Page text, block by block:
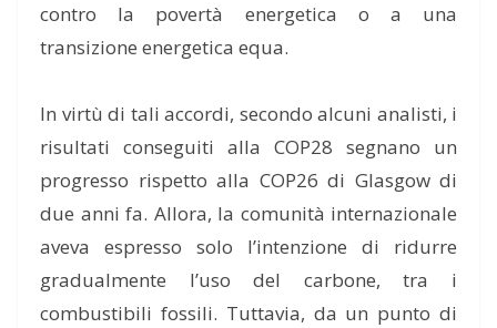
contro la povertà energetica o a una
transizione energetica equa.
In virtù di tali accordi, secondo alcuni analisti, i
risultati conseguiti alla COP28 segnano un
progresso rispetto alla COP26 di Glasgow di
due anni fa. Allora, la comunità internazionale
aveva espresso solo l’intenzione di ridurre
gradualmente l’uso del carbone, tra i
combustibili fossili. Tuttavia, da un punto di